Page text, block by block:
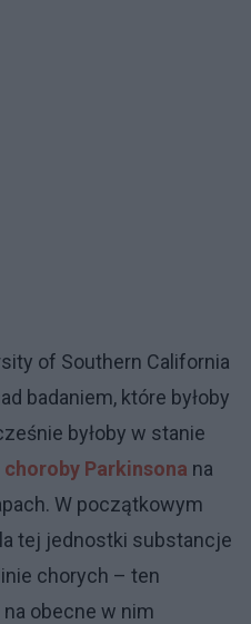
of Southern California
badaniem, które byłoby
byłoby w stanie
choroby Parkinsona na
W początkowym
tej jednostki substancje
chorych – ten
na obecne w nim